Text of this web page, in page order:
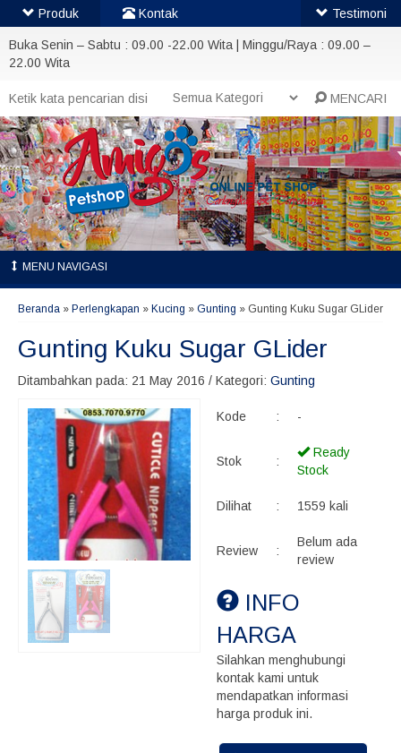
Buka Senin – Sabtu : 09.00 -22.00 Wita | Minggu/Raya : 09.00 –
22.00 Wita
MENCARI
MENU NAVIGASI
Beranda » Perlengkapan » Kucing » Gunting » Gunting Kuku Sugar GLider
Gunting Kuku Sugar GLider
Ditambahkan pada: 21 May 2016 / Kategori: Gunting
Kode : -
Stok :
Ready
Stock
Dilihat : 1559 kali
Review :
Belum ada
review
INFO
HARGA
Silahkan menghubungi
kontak kami untuk
mendapatkan informasi
harga produk ini.
Produk Kontak Testimoni